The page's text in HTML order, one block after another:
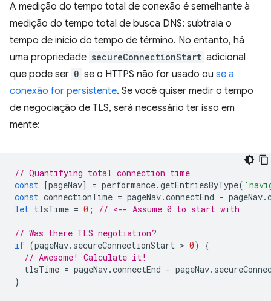
A medição do tempo total de conexão é semelhante à
medição do tempo total de busca DNS: subtraia o
tempo de início do tempo de término. No entanto, há
uma propriedade secureConnectionStart adicional
que pode ser 0 se o HTTPS não for usado ou se a
conexão for persistente. Se você quiser medir o tempo
de negociação de TLS, será necessário ter isso em
mente:
// Quantifying total connection time
const
[pageNav] = performance.getEntriesByType(
const connectionTime = pageNav.connectEnd - pageNav.
let tlsTime = 0 ; // <-- Assume 0 to start with
// Was there TLS negotiation?
if (pageNav. secureConnectionStart > 0)
{
// Awesome! Calculate it!
tlsTime = pageNav.connectEnd - pageNav.
}